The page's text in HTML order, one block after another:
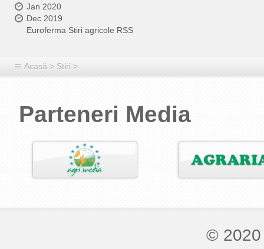
Jan 2020
Dec 2019
Euroferma Stiri agricole RSS
Acasă > Știri >
Parteneri Media
©